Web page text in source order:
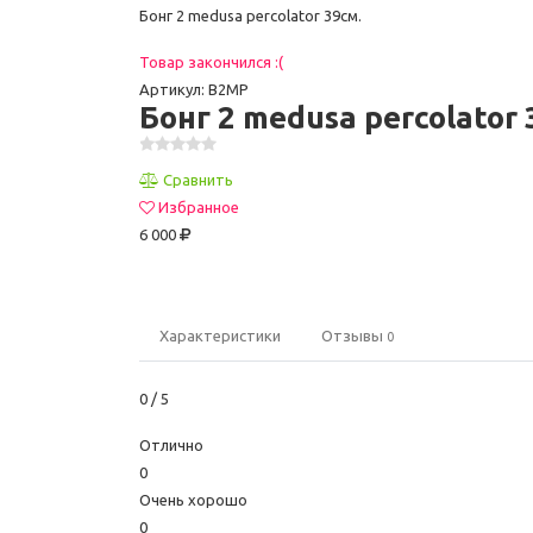
Бонг 2 medusa percolator 39см.
Товар закончился :(
Артикул: B2MP
Бонг 2 medusa percolator
Сравнить
Избранное
6 000
Характеристики Отзывы 0
0 / 5
Отлично
0
Очень хорошо
0